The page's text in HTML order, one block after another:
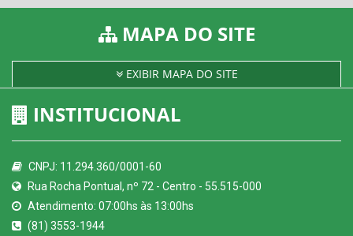
MAPA DO SITE
EXIBIR MAPA DO SITE
INSTITUCIONAL
CNPJ: 11.294.360/0001-60
Rua Rocha Pontual, nº 72 - Centro - 55.515-000
Atendimento: 07:00hs às 13:00hs
(81) 3553-1944